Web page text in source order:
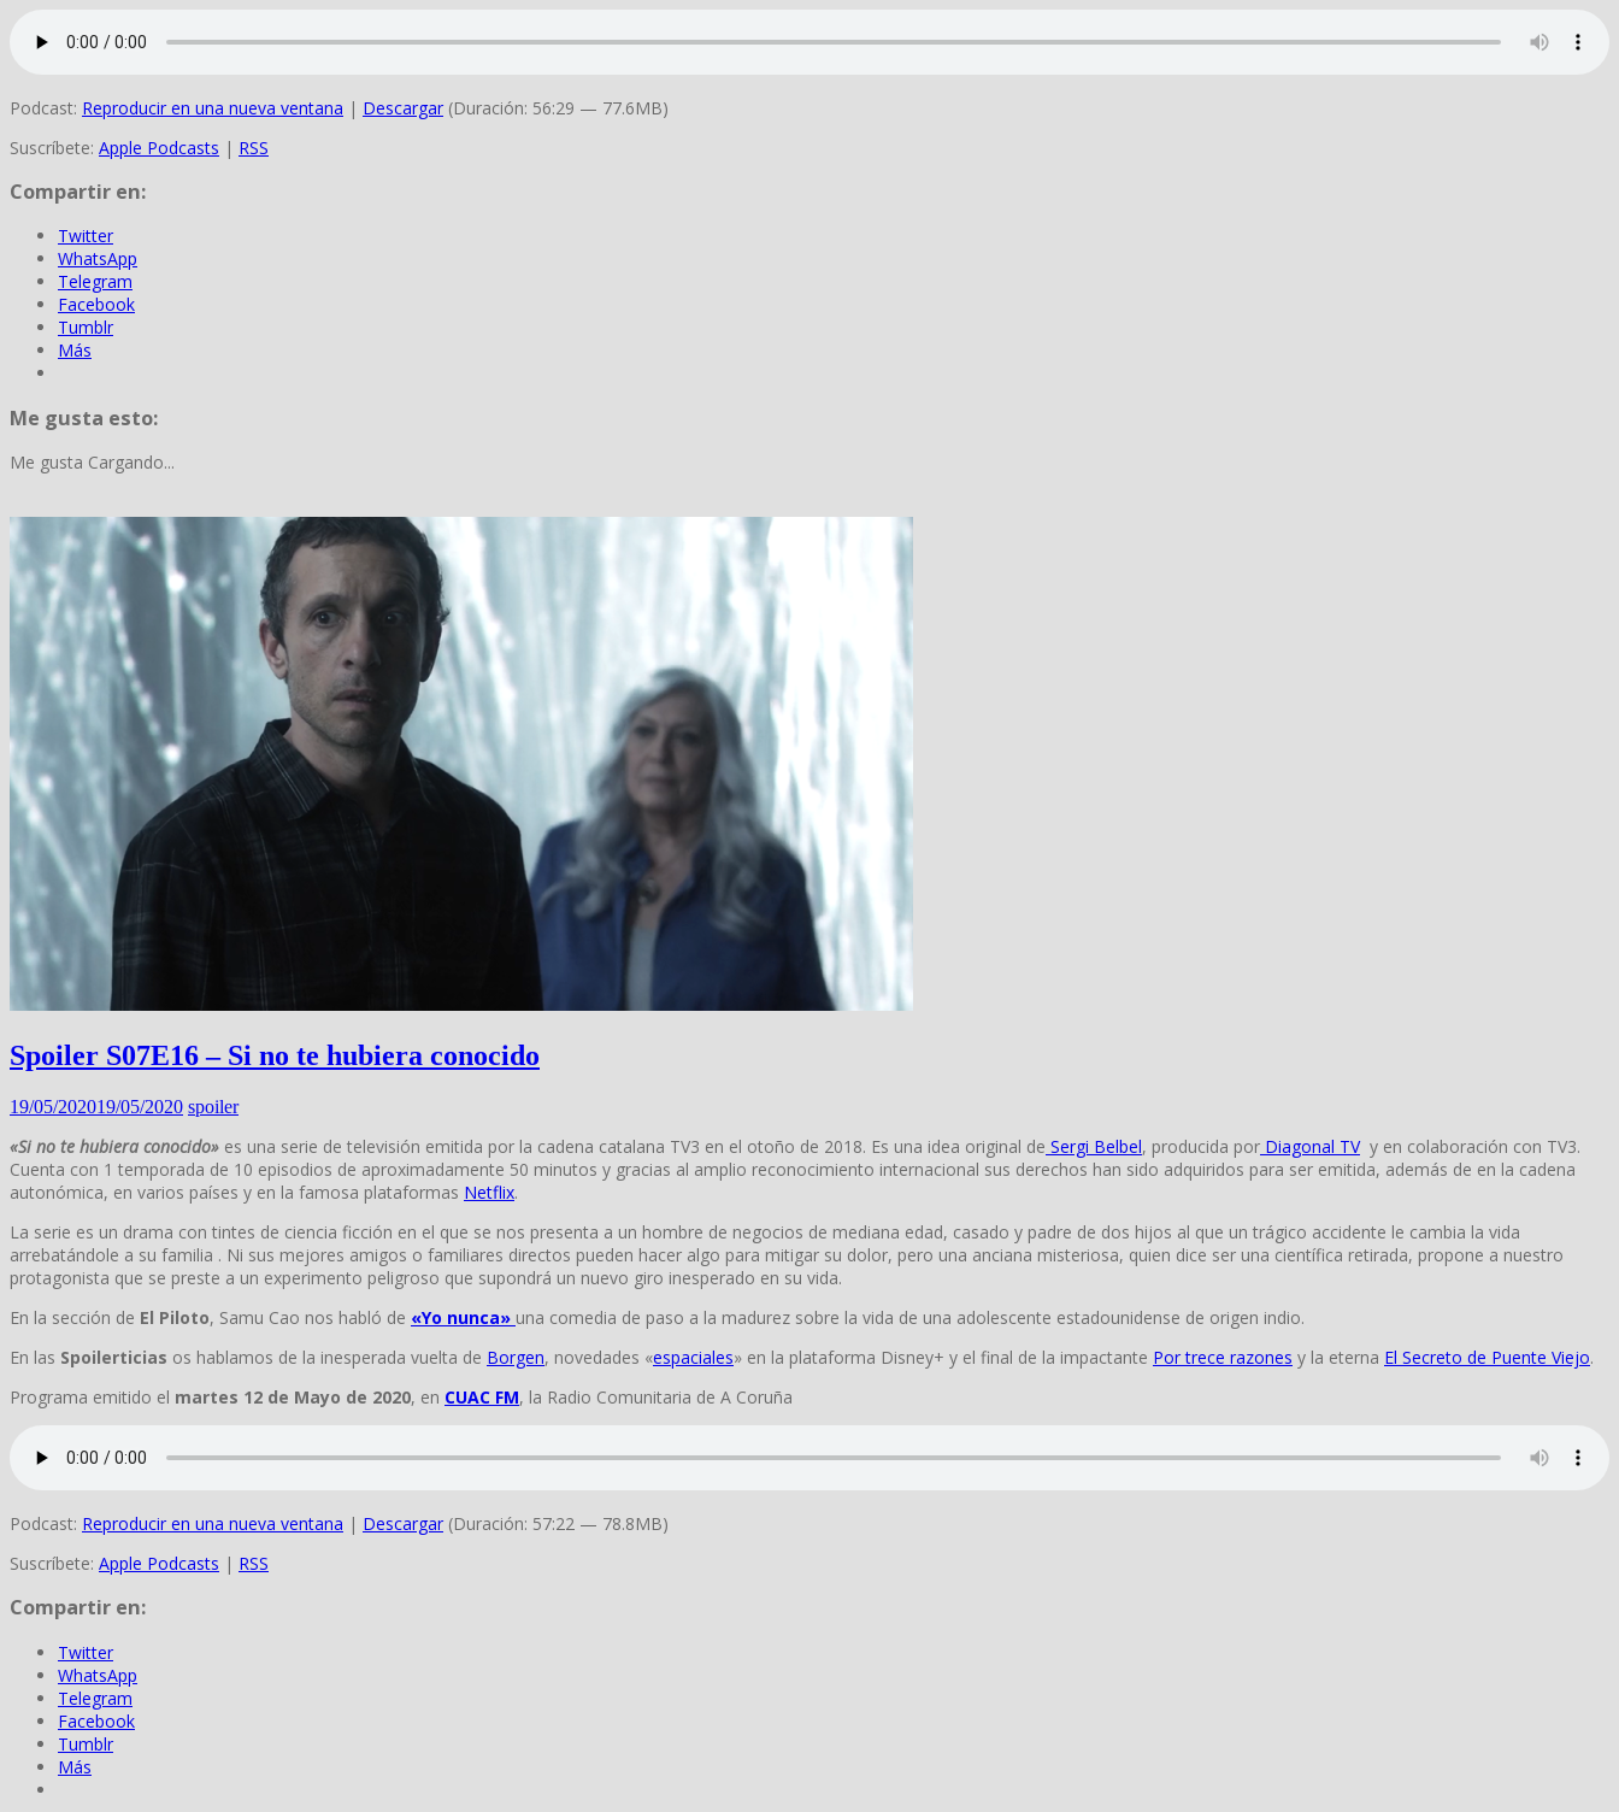
Podcast: Reproducir en una nueva ventana | Descargar (Duración: 56:29 — 77.6MB)
Suscríbete: Apple Podcasts | RSS
Compartir en:
Twitter
WhatsApp
Telegram
Facebook
Tumblr
Más
Me gusta esto:
Me gusta Cargando...
Spoiler S07E16 – Si no te hubiera conocido
19/05/202019/05/2020 spoiler
«Si no te hubiera conocido» es una serie de televisión emitida por la cadena catalana TV3 en el otoño de 2018. Es una idea original de Sergi Belbel, producida por Diagonal TVy en colaboración con TV3.
Cuenta con 1 temporada de 10 episodios de aproximadamente 50 minutos y gracias al amplio reconocimiento internacional sus derechos han sido adquiridos para ser emitida, además de en la cadena
autonómica, en varios países y en la famosa plataformas Netflix.
La serie es un drama con tintes de ciencia ficción en el que se nos presenta a un hombre de negocios de mediana edad, casado y padre de dos hijos al que un trágico accidente le cambia la vida
arrebatándole a su familia . Ni sus mejores amigos o familiares directos pueden hacer algo para mitigar su dolor, pero una anciana misteriosa, quien dice ser una científica retirada, propone a nuestro
protagonista que se preste a un experimento peligroso que supondrá un nuevo giro inesperado en su vida.
En la sección de El Piloto, Samu Cao nos habló de «Yo nunca» una comedia de paso a la madurez sobre la vida de una adolescente estadounidense de origen indio.
En las Spoilerticias os hablamos de la inesperada vuelta de Borgen, novedades «espaciales» en la plataforma Disney+ y el final de la impactante Por trece razones y la eterna El Secreto de Puente Viejo.
Programa emitido el martes 12 de Mayo de 2020, en CUAC FM, la Radio Comunitaria de A Coruña
Podcast: Reproducir en una nueva ventana | Descargar (Duración: 57:22 — 78.8MB)
Suscríbete: Apple Podcasts | RSS
Compartir en:
Twitter
WhatsApp
Telegram
Facebook
Tumblr
Más